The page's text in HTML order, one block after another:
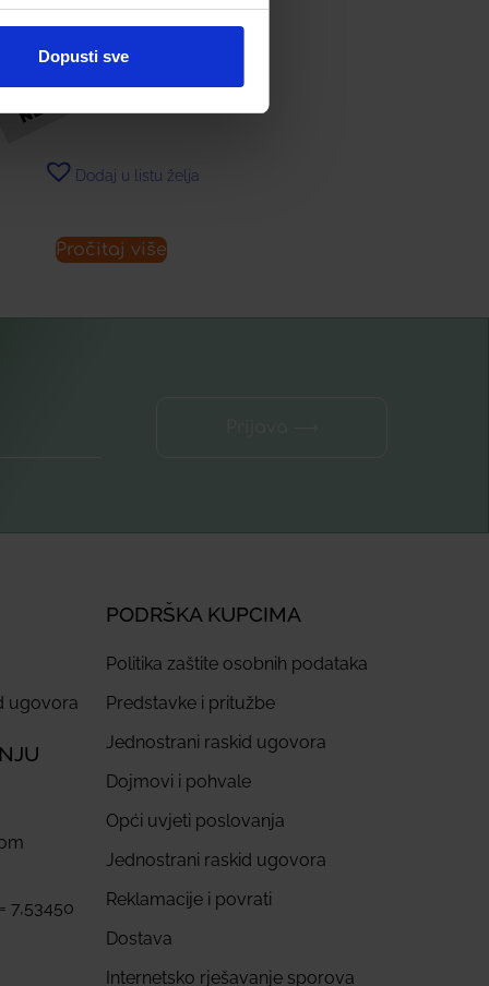
Dopusti sve
TUSOL ULJE Á 20 ML
Dodaj u listu želja
Pročitaj više
ugovora
7,53450
PODRŠKA KUPCIMA
Politika zaštite osobnih podataka
Predstavke i pritužbe
Jednostrani raskid ugovora
Dojmovi i pohvale
Opći uvjeti poslovanja
Jednostrani raskid ugovora
Reklamacije i povrati
Dostava
Internetsko rješavanje sporova